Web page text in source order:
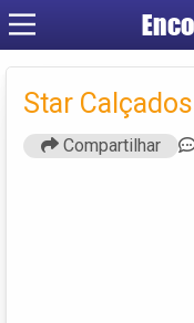
Star
Compartilhar